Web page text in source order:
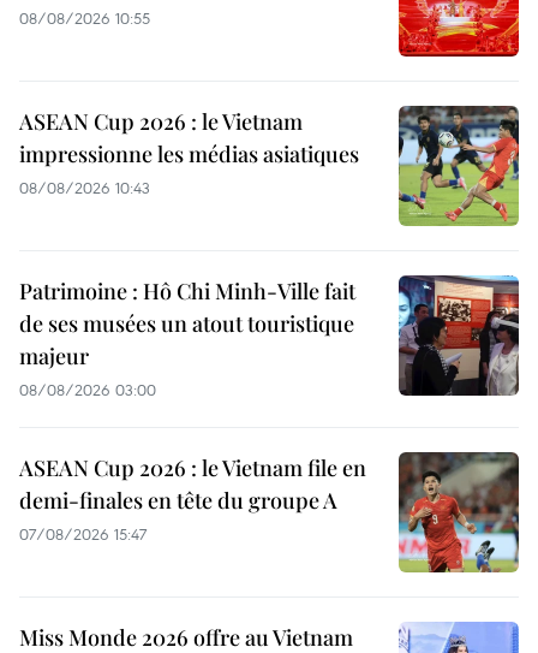
08/08/2026 10:55
ASEAN Cup 2026 : le Vietnam
impressionne les médias asiatiques
08/08/2026 10:43
Patrimoine : Hô Chi Minh-Ville fait
de ses musées un atout touristique
majeur
08/08/2026 03:00
ASEAN Cup 2026 : le Vietnam file en
demi-finales en tête du groupe A
07/08/2026 15:47
Miss Monde 2026 offre au Vietnam